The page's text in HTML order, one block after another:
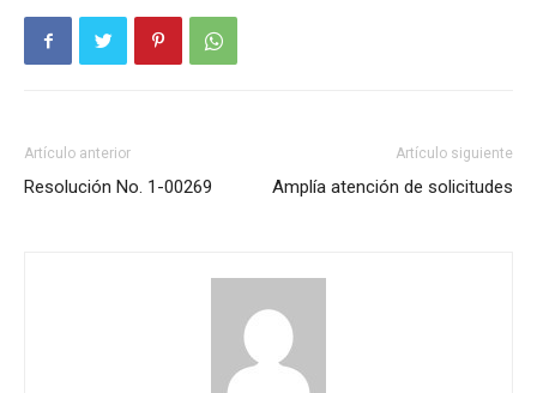
Artículo anterior
Resolución No. 1-00269
Artículo siguiente
Amplía atención de solicitudes